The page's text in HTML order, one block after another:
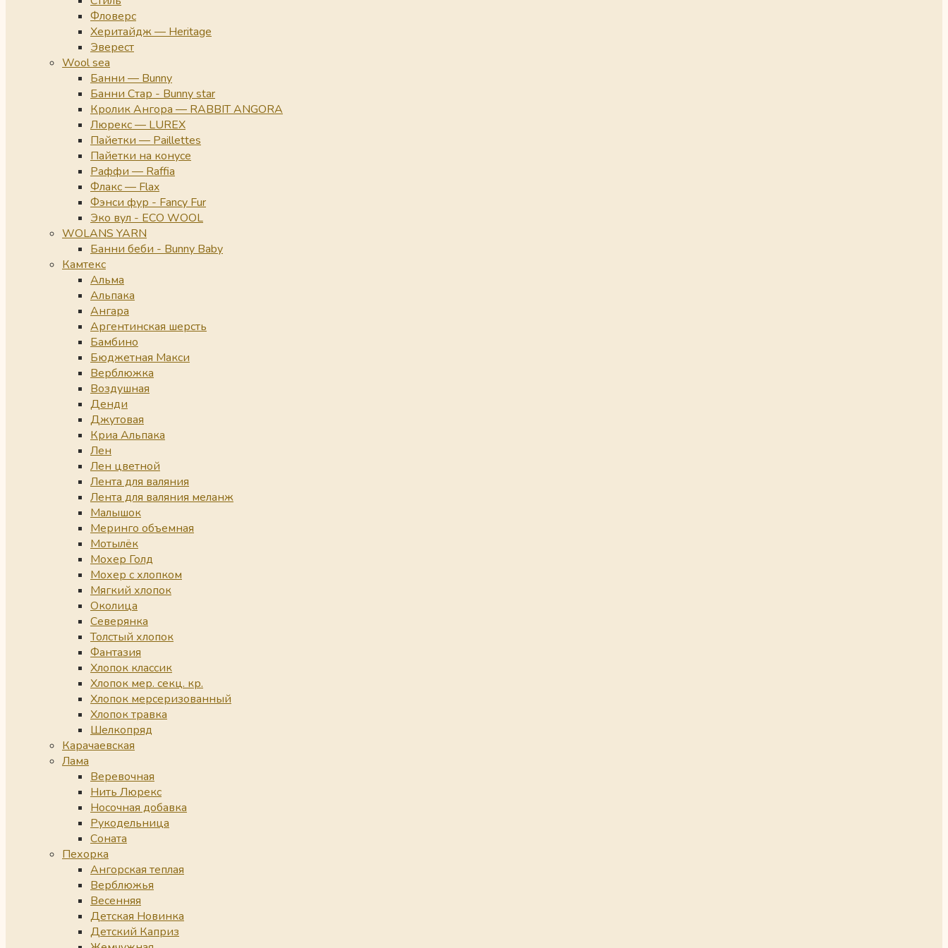
Фловерс
Херитайдж — Heritage
Эверест
Wool sea
Банни — Bunny
Банни Стар - Bunny star
Кролик Ангора — RABBIT ANGORA
Люрекс — LUREX
Пайетки — Paillettes
Пайетки на конусе
Раффи — Raffia
Флакс — Flax
Фэнси фур - Fancy Fur
Эко вул - ECO WOOL
WOLANS YARN
Банни беби - Bunny Baby
Камтекс
Альма
Альпака
Ангара
Аргентинская шерсть
Бамбино
Бюджетная Макси
Верблюжка
Воздушная
Денди
Джутовая
Криа Альпака
Лен
Лен цветной
Лента для валяния
Лента для валяния меланж
Малышок
Меринго объемная
Мотылёк
Мохер Голд
Мохер с хлопком
Мягкий хлопок
Околица
Северянка
Толстый хлопок
Фантазия
Хлопок классик
Хлопок мер. секц. кр.
Хлопок мерсеризованный
Хлопок травка
Шелкопряд
Карачаевская
Лама
Веревочная
Нить Люрекс
Носочная добавка
Рукодельница
Соната
Пехорка
Ангорская теплая
Верблюжья
Весенняя
Детская Новинка
Детский Каприз